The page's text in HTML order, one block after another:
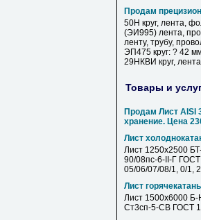
Продам
50Н круг, лента,
(ЭИ995) лента,
ленту, трубу,
ЭП475 круг: ? 42
29НКВИ круг,
Товары и
Продам Лист AISI
хранение. Цена
Лист
Лист 1250х2500
90/08пс-6-II-Г
05/06/07/08/1, 0/1,
Лист
Лист 1500х6000
Ст3сп-5-СВ ГОСТ